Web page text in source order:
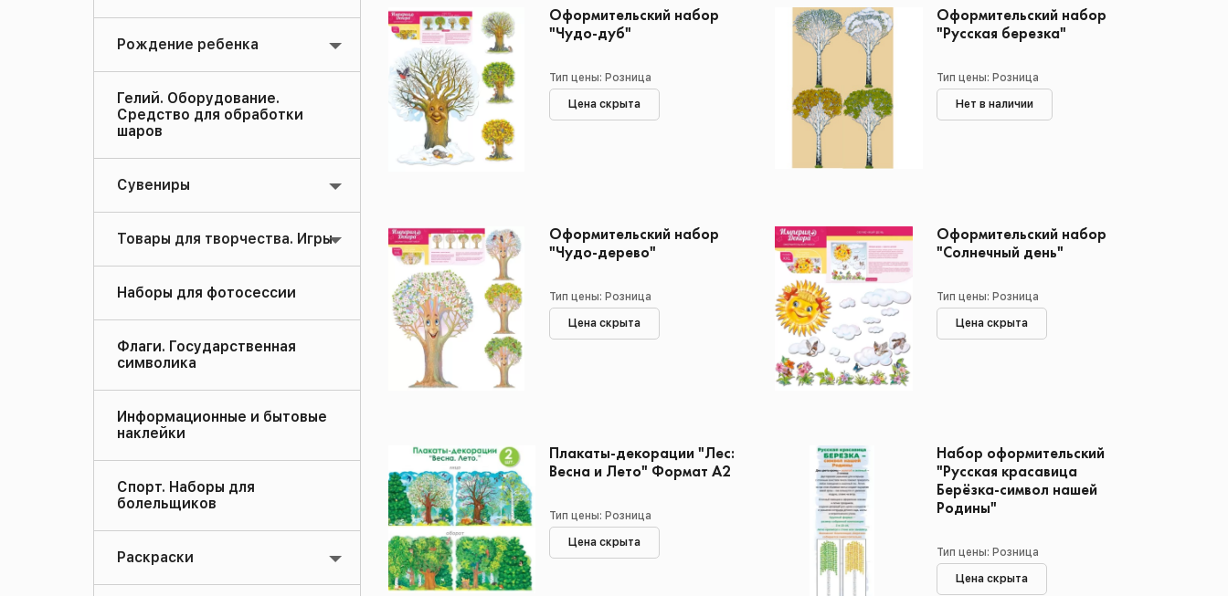
Рождение ребенка
Гелий. Оборудование.
Средство для обработки
шаров
Сувениры
Товары для творчества. Игры
Наборы для фотосессии
Флаги. Государственная
символика
Информационные и бытовые
наклейки
Спорт. Наборы для
болельщиков
Раскраски
Оформительский набор
"Чудо-дуб"
Тип цены: Розница
Цена скрыта
Оформительский набор
"Русская березка"
Тип цены: Розница
Нет в наличии
Оформительский набор
"Чудо-дерево"
Тип цены: Розница
Цена скрыта
Оформительский набор
"Солнечный день"
Тип цены: Розница
Цена скрыта
Плакаты-декорации "Лес:
Весна и Лето" Формат А2
Тип цены: Розница
Цена скрыта
Набор оформительский
"Русская красавица
Берёзка-символ нашей
Родины"
Тип цены: Розница
Цена скрыта